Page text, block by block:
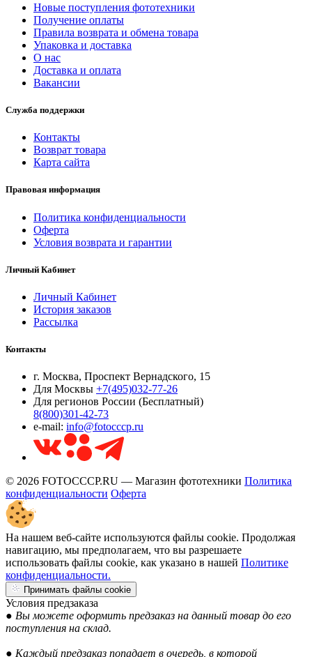
Новые поступления фототехники
Получение оплаты
Правила возврата и обмена товара
Упаковка и доставка
О нас
Доставка и оплата
Вакансии
Служба поддержки
Контакты
Возврат товара
Карта сайта
Правовая информация
Политика конфиденциальности
Оферта
Условия возврата и гарантии
Личный Кабинет
Личный Кабинет
История заказов
Рассылка
Контакты
г. Москва, Проспект Вернадского, 15
Для Москвы +7(495)032-77-26
Для регионов России (Бесплатный)
8(800)301-42-73
e-mail: info@fotocccp.ru
© 2026 FOTOCCCP.RU — Магазин фототехники Политика
конфиденциальности Оферта
На нашем веб-сайте используются файлы cookie. Продолжая
навигацию, мы предполагаем, что вы разрешаете
использовать файлы cookie, как указано в нашей Политике
конфиденциальности.
Принимать файлы cookie
Условия предзаказа
● Вы можете оформить предзаказ на данный товар до его
поступления на склад.
● Каждый предзаказ попадает в очередь, в которой